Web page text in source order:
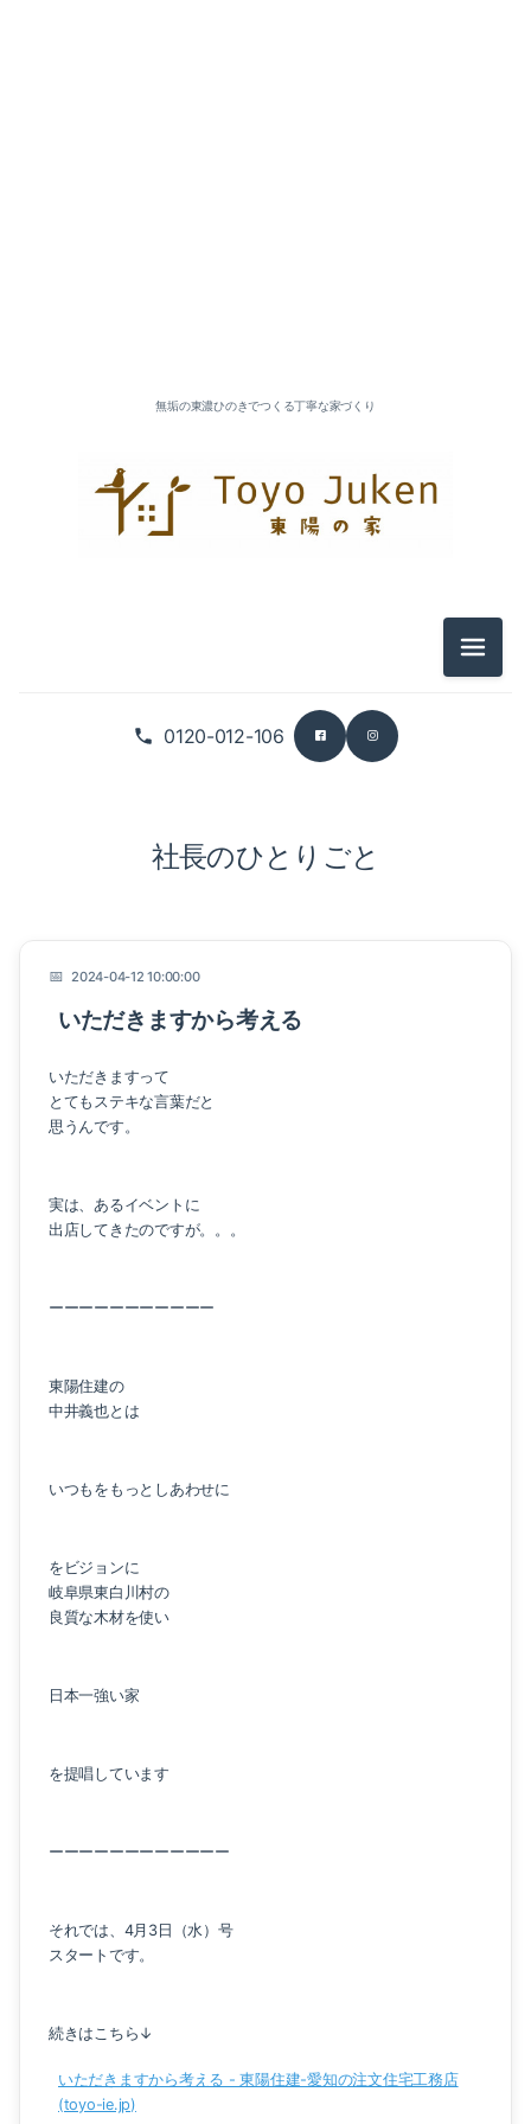
0120-012-106
無垢の東濃ひのきでつくる丁寧な家づくり
メニュ
社長のひとりごと
2024-04-12 10:00:00
いただきますから考える
いただきますって
とてもステキな言葉だと
思うんです。
実は、あるイベントに
出店してきたのですが。。。
ーーーーーーーーーーー
東陽住建の
中井義也とは
いつもをもっとしあわせに
をビジョンに
岐阜県東白川村の
良質な木材を使い
日本一強い家
を提唱しています
ーーーーーーーーーーーー
それでは、4月3日（水）号
スタートです。
続きはこちら↓
いただきますから考える - 東陽住建-愛知の注文住宅工務店
(toyo-ie.jp)